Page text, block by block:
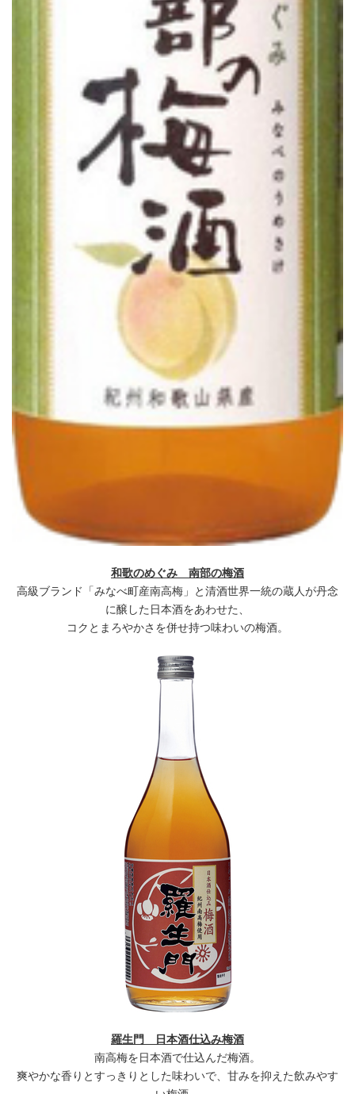
和歌のめぐみ 南部の梅酒
高級ブランド「みなべ町産南高梅」と清酒世界一統の蔵人が丹念
に醸した日本酒をあわせた、
コクとまろやかさを併せ持つ味わいの梅酒。
羅生門 日本酒仕込み梅酒
南高梅を日本酒で仕込んだ梅酒。
爽やかな香りとすっきりとした味わいで、甘みを抑えた飲みやす